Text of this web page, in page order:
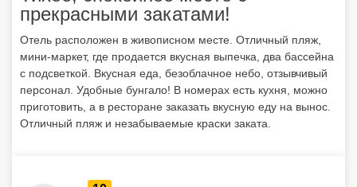
Анатолий Б.
09.09.2019
Отличный отель
однообразные, также рекомендую брать авто в аренду.